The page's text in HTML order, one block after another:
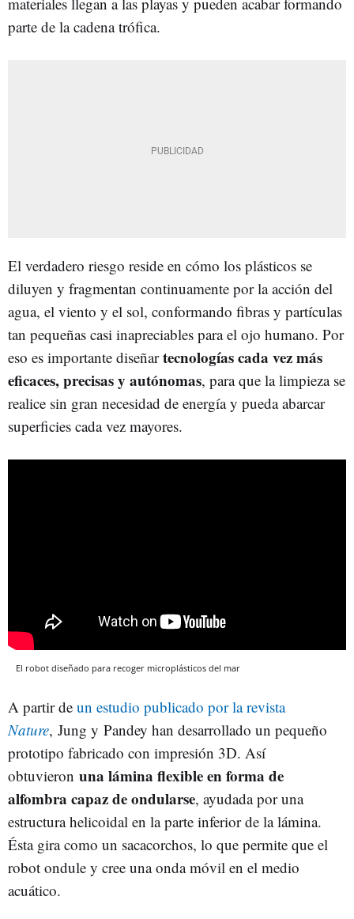
parte de la cadena trófica.
El verdadero riesgo reside en cómo los plásticos se
diluyen y fragmentan continuamente por la acción del
agua, el viento y el sol, conformando fibras y partículas
tan pequeñas casi inapreciables para el ojo humano. Por
eso es importante diseñartecnologías cada vez más
eficaces, precisas y autónomas, para que la limpieza se
realice sin gran necesidad de energía y pueda abarcar
superficies cada vez mayores.
El robot diseñado para recoger microplásticos del mar
A partir de un estudio publicado por la revista
Nature, Jung y Pandey han desarrollado un pequeño
prototipo fabricado con impresión 3D. Así
obtuvieron una lámina flexible en forma de
alfombra capaz de ondularse, ayudada por una
estructura helicoidal en la parte inferior de la lámina.
Ésta gira como un sacacorchos, lo que permite que el
robot ondule y cree una onda móvil en el medio
acuático.